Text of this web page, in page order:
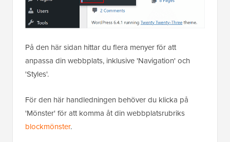
På den här sidan hittar du flera menyer för att
anpassa din webbplats, inklusive 'Navigation' och
'Styles'.
För den här handledningen behöver du klicka på
'Mönster' för att komma åt din webbplatsrubriks
blockmönster.